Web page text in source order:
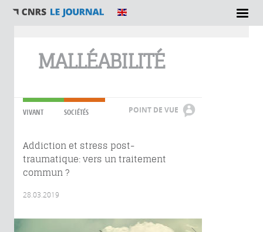
MALLÉABILITÉ
VIVANT SOCIÉTÉS POINT DE VUE
Addiction et stress post-
traumatique: vers un traitement
commun ?
28.03.2019